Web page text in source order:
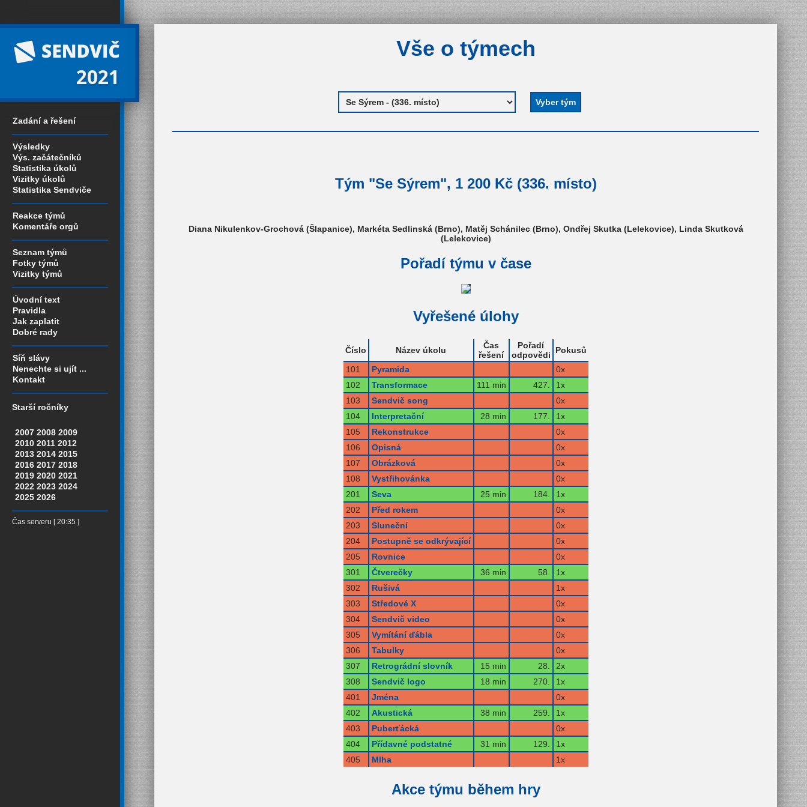
2021
Zadání a řešení
Výsledky
Výs. začátečníků
Statistika úkolů
Vizitky úkolů
Statistika Sendviče
Reakce týmů
Komentáře orgů
Seznam týmů
Fotky týmů
Vizitky týmů
Úvodní text
Pravidla
Jak zaplatit
Dobré rady
Síň slávy
Nenechte si ujít ...
Kontakt
Starší ročníky
2007 2008 2009
2010 2011 2012
2013 2014 2015
2016 2017 2018
2019 2020 2021
2022 2023 2024
2025 2026
Čas serveru [ 20:35 ]
Vše o týmech
Tým "Se Sýrem", 1 200 Kč (336. místo)
Diana Nikulenkov-Grochová (Šlapanice), Markéta Sedlinská (Brno), Matěj Schánilec (Brno), Ondřej Skutka (Lelekovice), Linda Skutková
(Lelekovice)
Pořadí týmu v čase
Vyřešené úlohy
Číslo Název úkolu
Čas
řešení
Pořadí
odpovědi
Pokusů
101
Pyramida
0x
102
Transformace 111 min 427.
1x
103
Sendvič song
0x
104
Interpretační 28 min 177.
1x
105
Rekonstrukce
0x
106
Opisná
0x
107
Obrázková
0x
108
Vystřihovánka
0x
201
Seva 25 min 184.
1x
202
Před rokem
0x
203
Sluneční
0x
204
Postupně se odkrývající
0x
205
Rovnice
0x
301
Čtverečky 36 min 58.
1x
302
Rušivá
1x
303
Středové X
0x
304
Sendvič video
0x
305
Vymítání ďábla
0x
306
Tabulky
0x
307
Retrográdní slovník 15 min 28.
2x
308
Sendvič logo 18 min 270.
1x
401
Jména
0x
402
Akustická 38 min 259.
1x
403
Puberťácká
0x
404
Přídavné podstatné 31 min 129.
1x
405
Mlha 1x
Akce týmu během hry